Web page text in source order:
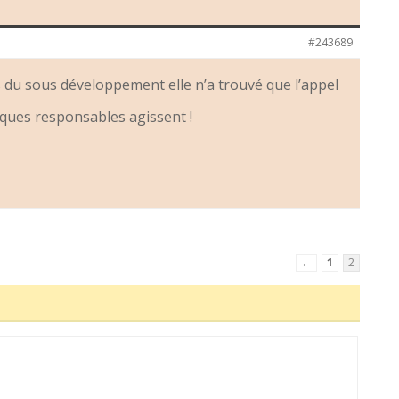
#243689
sous développement elle n’a trouvé que l’appel
responsables agissent !
← 1 2